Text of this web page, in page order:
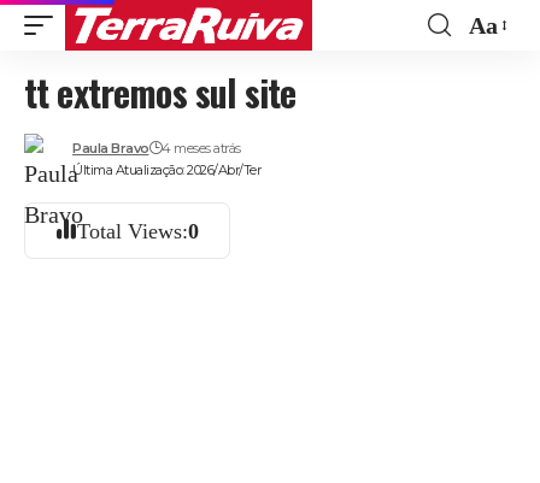
Aa
tt extremos sul site
Última Atualização: 2026/Abr/Ter
Paula Bravo 4 meses atrás
Total Views:0